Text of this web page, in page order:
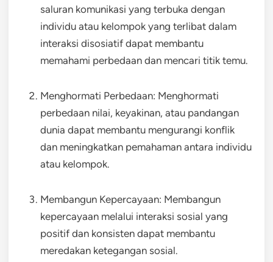
saluran komunikasi yang terbuka dengan
individu atau kelompok yang terlibat dalam
interaksi disosiatif dapat membantu
memahami perbedaan dan mencari titik temu.
Menghormati Perbedaan: Menghormati
perbedaan nilai, keyakinan, atau pandangan
dunia dapat membantu mengurangi konflik
dan meningkatkan pemahaman antara individu
atau kelompok.
Membangun Kepercayaan: Membangun
kepercayaan melalui interaksi sosial yang
positif dan konsisten dapat membantu
meredakan ketegangan sosial.